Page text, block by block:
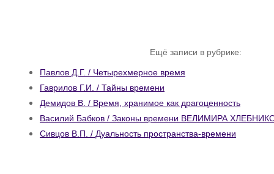
Ещё записи в рубрике:
Павлов Д.Г. / Четырехмерное время
Гаврилов Г.И. / Тайны времени
Демидов В. / Время, хранимое как драгоценность
Василий Бабков / Законы времени ВЕЛИМИРА
Сивцов В.П. / Дуальность пространства-времени